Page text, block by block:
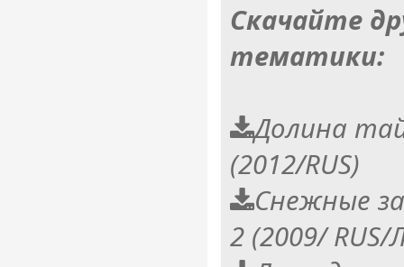
Скачайте
тематики:
Долина
(2012/RUS)
Снежные
2 (2009/ RUS/